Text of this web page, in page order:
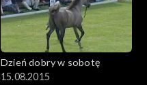
Dzień dobry w sobotę
15.08.2015